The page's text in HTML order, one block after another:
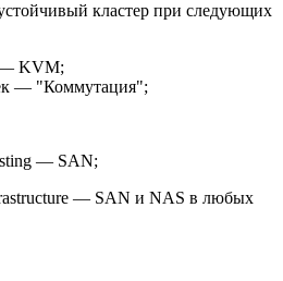
кластер при следующих
— KVM;
— "Коммутация";
— SAN;
— SAN и NAS в любых